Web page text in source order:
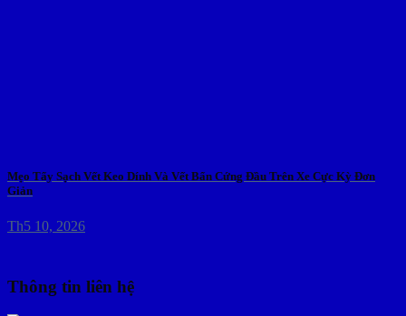
Mẹo Tẩy Sạch Vết Keo Dính Và Vết Bẩn Cứng Đầu Trên Xe Cực Kỳ Đơn
Giản
Th5 10, 2026
Thông tin liên hệ